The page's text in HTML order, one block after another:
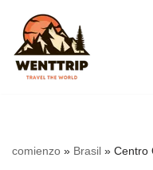
Saltar
al
contenido
comienzo » Brasil » Centro